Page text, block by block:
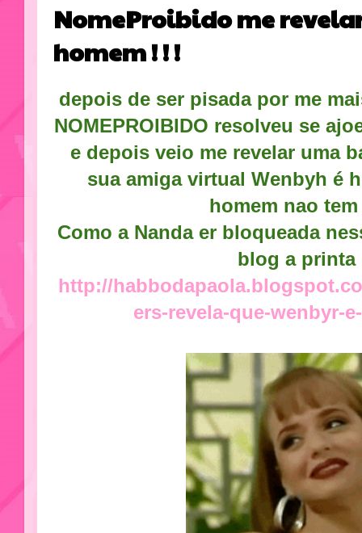
NomeProibido me
homem ! ! !
depois de ser pisada por me
NOMEPROIBIDO resolveu se
e depois veio me revelar uma
sua amiga virtual Wenbyh é
homem nao
Como a Nanda er bloqueada
blog a
http://
ers-revela-que-wenbyr-